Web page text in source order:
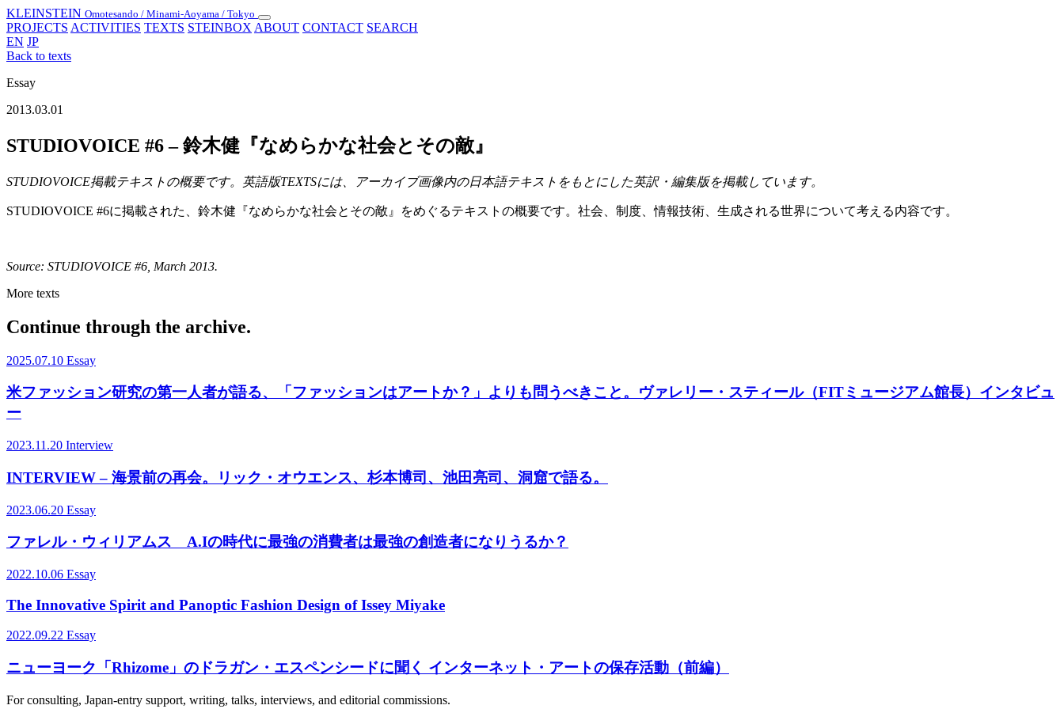
KLEINSTEIN Omotesando / Minami-Aoyama / Tokyo
Toggle
navigation
PROJECTS ACTIVITIES TEXTS STEINBOX ABOUT CONTACT SEARCH
EN JP
Back to texts
Essay
2013.03.01
STUDIOVOICE #6 – 鈴木健『なめらかな社会とその敵』
STUDIOVOICE掲載テキストの概要です。英語版TEXTSには、アーカイブ画像内の日本語テキストをもとにした英訳・編集版を掲載しています。
STUDIOVOICE #6に掲載された、鈴木健『なめらかな社会とその敵』をめぐるテキストの概要です。社会、制度、情報技術、生成される世界について考える内容です。
Source: STUDIOVOICE #6, March 2013.
More texts
Continue through the archive.
2025.07.10 Essay
米ファッション研究の第一人者が語る、「ファッションはアートか？」よりも問うべきこと。ヴァレリー・スティール（FITミュージアム館長）インタビュ
ー
2023.11.20 Interview
INTERVIEW – 海景前の再会。リック・オウエンス、杉本博司、池田亮司、洞窟で語る。
2023.06.20 Essay
ファレル・ウィリアムス A.Iの時代に最強の消費者は最強の創造者になりうるか？
2022.10.06 Essay
The Innovative Spirit and Panoptic Fashion Design of Issey Miyake
2022.09.22 Essay
ニューヨーク「Rhizome」のドラガン・エスペンシードに聞く インターネット・アートの保存活動（前編）
For consulting, Japan-entry support, writing, talks, interviews, and editorial commissions.